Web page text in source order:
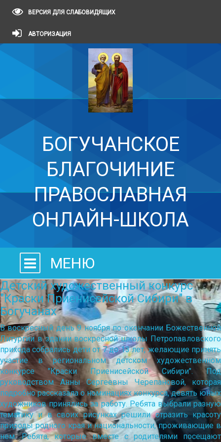
ВЕРСИЯ ДЛЯ СЛАБОВИДЯЩИХ
АВТОРИЗАЦИЯ
БОГУЧАНСКОЕ
БЛАГОЧИНИЕ
ПРАВОСЛАВНАЯ
ОНЛАЙН-ШКОЛА
МЕНЮ
Детский художественный конкурс
"Краски Приенисейской Сибири" в
Богучанах
В воскресный день 9 ноября по окончании Божественной
Литургии в здании воскресной школы Петропавловского
прихода собрались дети от 7 до 13 лет, желающие принять
участие в региональном детском художественном
конкурсе "Краски Приенисейской Сибири". Под
руководством Анны Сергеевны Черепановой, которая
подробно рассказала о номинациях конкурса, девять юных
художников принялись за работу. Ребята выбрали разную
тематику и в своих рисунках решили отразить красоту
природы родного края и национальности, проживающие в
нем. Ребята, которые вместе с родителями посещают